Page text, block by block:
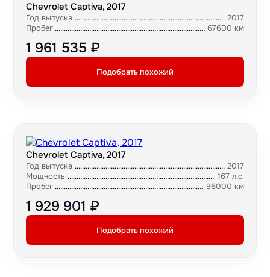
Chevrolet Captiva, 2017
Год выпуска
2017
Пробег
67600 км
1 961 535 ₽
Подобрать похожий
Chevrolet Captiva, 2017
Год выпуска
2017
Мощность
167 л.с.
Пробег
96000 км
1 929 901 ₽
Подобрать похожий